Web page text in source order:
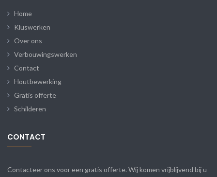
Home
Kluswerken
Over ons
Verbouwingswerken
Contact
Houtbewerking
Gratis offerte
Schilderen
CONTACT
Contacteer ons voor een gratis offerte. Wij komen vrijblijvend bij u